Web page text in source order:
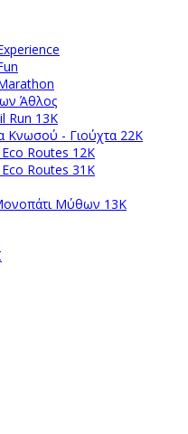
Άθλος
Run 13K
Κνωσού - Γιούχτα 22Κ
Routes 12K
Routes 31K
Μύθων 13Κ